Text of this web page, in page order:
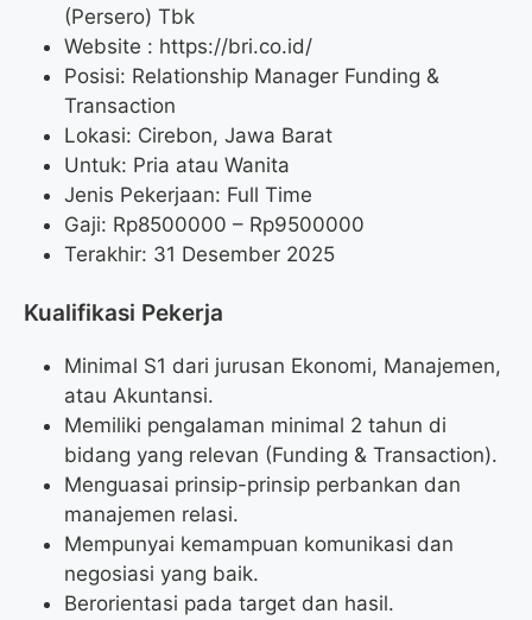
(Persero) Tbk
Website : https://bri.co.id/
Posisi: Relationship Manager Funding &
Transaction
Lokasi: Cirebon, Jawa Barat
Untuk: Pria atau Wanita
Jenis Pekerjaan: Full Time
Gaji: Rp8500000 – Rp9500000
Terakhir: 31 Desember 2025
Kualifikasi Pekerja
Minimal S1 dari jurusan Ekonomi, Manajemen,
atau Akuntansi.
Memiliki pengalaman minimal 2 tahun di
bidang yang relevan (Funding & Transaction).
Menguasai prinsip-prinsip perbankan dan
manajemen relasi.
Mempunyai kemampuan komunikasi dan
negosiasi yang baik.
Berorientasi pada target dan hasil.